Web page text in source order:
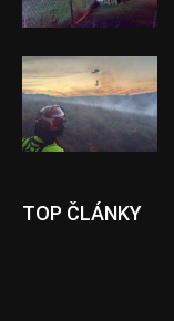
TOP ČLÁNKY